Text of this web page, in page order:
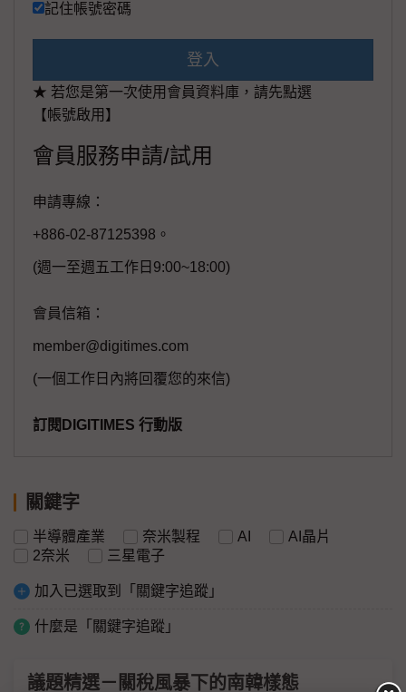
記住帳號密碼
登入
★ 若您是第一次使用會員資料庫，請先點選
【帳號啟用】
會員服務申請/試用
申請專線：
+886-02-87125398。
(週一至週五工作日9:00~18:00)
會員信箱：
member@digitimes.com
(一個工作日內將回覆您的來信)
訂閱DIGITIMES 行動版
關鍵字
半導體產業 奈米製程 AI
AI晶片
2奈米
三星電子
加入已選取到「關鍵字追蹤」
什麼是「關鍵字追蹤」
議題精選－關稅風暴下的南韓樣態